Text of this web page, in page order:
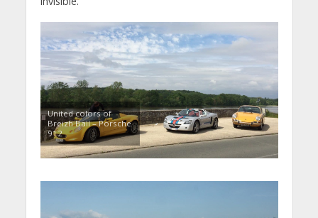
United colors of
Breizh Ball – Porsche
912